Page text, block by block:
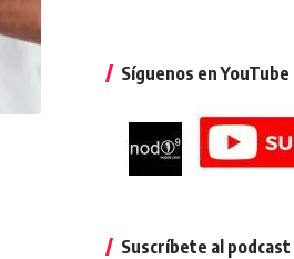
Síguenos en YouTube
Suscríbete al podcast